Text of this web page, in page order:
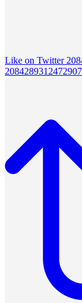
Like on Twitter